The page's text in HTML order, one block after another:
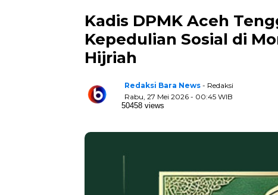
Kadis DPMK Aceh
Kepedulian Sosial di
Hijriah
Redaksi Bara News - Redaksi
Rabu, 27 Mei 2026 - 00:45 WIB
50458 views